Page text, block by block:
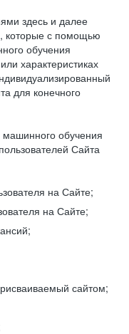
здесь и далее
которые с помощью
обучения
характеристиках
для конечного
обучения
Сайта
на Сайте;
на Сайте;
сайтом;